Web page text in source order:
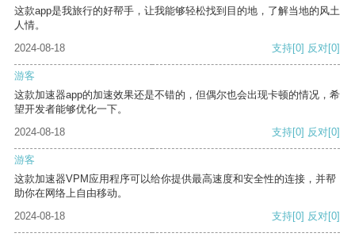
这款app是我旅行的好帮手，让我能够轻松找到目的地，了解当地的风土
人情。
2024-08-18
支持[0] 反对[0]
游客
这款加速器app的加速效果还是不错的，但偶尔也会出现卡顿的情况，希
望开发者能够优化一下。
2024-08-18
支持[0] 反对[0]
游客
这款加速器VPM应用程序可以给你提供最高速度和安全性的连接，并帮
助你在网络上自由移动。
2024-08-18
支持[0] 反对[0]